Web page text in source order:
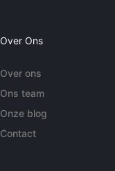
Over Ons
Over ons
Ons team
Onze blog
Contact